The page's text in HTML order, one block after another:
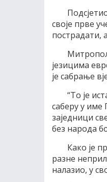
своје прве
пострадати,
језицима
је сабрање
“То је
саберу у име
заједници
без народа
Како је
разне
налазио, у